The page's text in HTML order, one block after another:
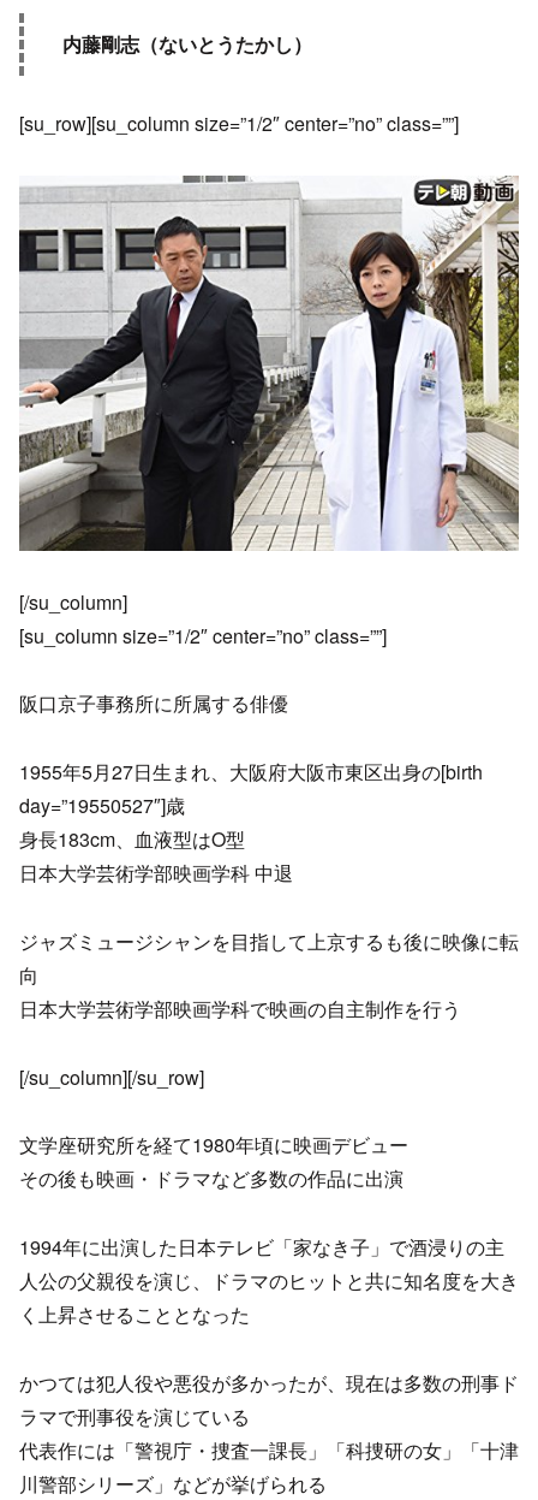
内藤剛志（ないとうたかし）
[su_row][su_column size=”1/2″ center=”no” class=””]
[/su_column]
[su_column size=”1/2″ center=”no” class=””]
阪口京子事務所に所属する俳優
1955年5月27日生まれ、大阪府大阪市東区出身の[birth
day=”19550527″]歳
身長183cm、血液型はO型
日本大学芸術学部映画学科 中退
ジャズミュージシャンを目指して上京するも後に映像に転
向
日本大学芸術学部映画学科で映画の自主制作を行う
[/su_column][/su_row]
文学座研究所を経て1980年頃に映画デビュー
その後も映画・ドラマなど多数の作品に出演
1994年に出演した日本テレビ「家なき子」で酒浸りの主
人公の父親役を演じ、ドラマのヒットと共に知名度を大き
く上昇させることとなった
かつては犯人役や悪役が多かったが、現在は多数の刑事ド
ラマで刑事役を演じている
代表作には「警視庁・捜査一課長」「科捜研の女」「十津
川警部シリーズ」などが挙げられる